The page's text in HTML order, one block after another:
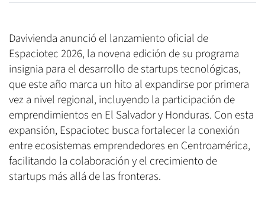
Davivienda anunció el lanzamiento oficial de
Espaciotec 2026, la novena edición de su programa
insignia para el desarrollo de startups tecnológicas,
que este año marca un hito al expandirse por primera
vez a nivel regional, incluyendo la participación de
emprendimientos en El Salvador y Honduras. Con esta
expansión, Espaciotec busca fortalecer la conexión
entre ecosistemas emprendedores en Centroamérica,
facilitando la colaboración y el crecimiento de
startups más allá de las fronteras.